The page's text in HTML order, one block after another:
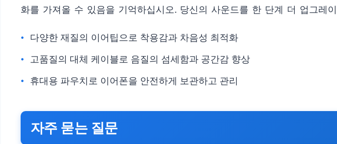
화를 가져올 수 있음을 기억하십시오. 당신의 사운드를 한 단계 더 업그레
다양한 재질의 이어팁으로 착용감과 차음성 최적화
고품질의 대체 케이블로 음질의 섬세함과 공간감 향상
휴대용 파우치로 이어폰을 안전하게 보관하고 관리
자주 묻는 질문